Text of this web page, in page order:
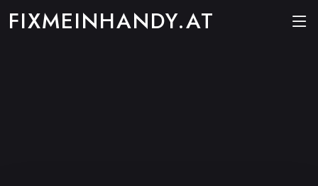
FIXMEINHANDY.AT